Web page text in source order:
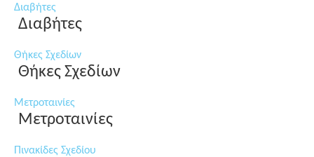
Διαβήτες
Διαβήτες
Θήκες Σχεδίων
Θήκες Σχεδίων
Μετροταινίες
Μετροταινίες
Πινακίδες Σχεδίου